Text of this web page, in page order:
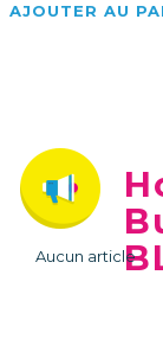
AJOUTER AU
Aucun article